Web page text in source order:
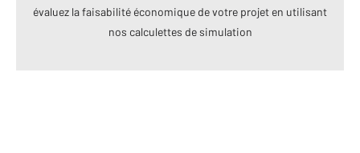
évaluez la faisabilité économique de votre projet en utilisant
nos calculettes de simulation